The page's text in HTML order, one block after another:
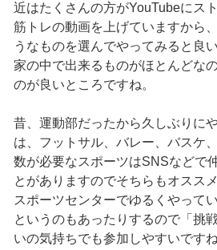
近はたくさんの方がYouTubeにス
筋トレの動画を上げていますから
うなものを選んでやってみると良
家の中で出来るものがほとんどな
のが良いところですね。
昔、運動部だったから久しぶりに
は、フットサル、バレー、バスケ
数が必要なスポーツはSNSなどで
とがありますのでそちらもオススメ
スポーツセンターでゆるくやって
というのもあったりするので「挑
いの気持ちでも参加しやすいですね